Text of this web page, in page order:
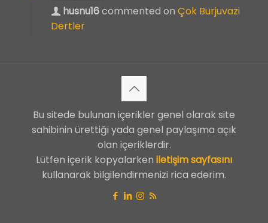
husnu16commented on Çok Burjuvazi
Dertler
Bu sitede bulunan içerikler genel olarak site
sahibinin ürettiği yada genel paylaşıma açık
olan içeriklerdir.
Lütfen içerik kopyalarken iletişim sayfasını
kullanarak bilgilendirmenizi rica ederim.